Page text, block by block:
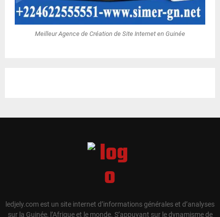
Meilleur Agence de Création de Site Internet en Guinée
ledjely.com est un site internet d’informations générales et d’analyses
sur la Guinée, l’Afrique et le monde. S’appuyant sur le dynamisme de